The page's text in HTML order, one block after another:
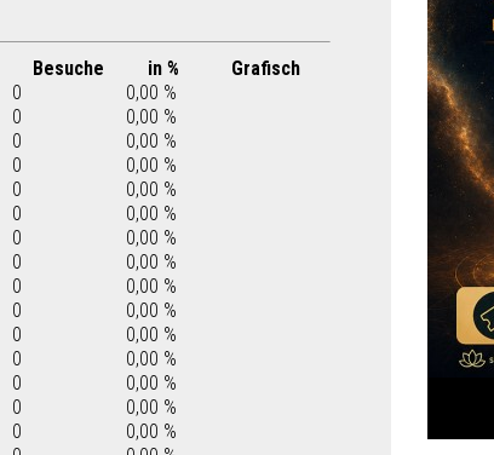
Besuche in %
Grafisch
0
0,00 %
0
0,00 %
0
0,00 %
0
0,00 %
0
0,00 %
0
0,00 %
0
0,00 %
0
0,00 %
0
0,00 %
0
0,00 %
0
0,00 %
0
0,00 %
0
0,00 %
0
0,00 %
0
0,00 %